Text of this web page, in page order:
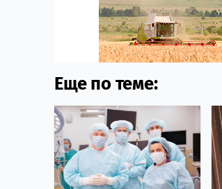
Еще по теме: